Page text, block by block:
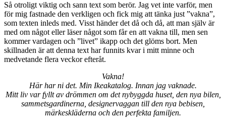
Så otroligt viktig och sann text som berör. Jag vet inte varför, men
för mig fastnade den verkligen och fick mig att tänka just ”vakna”,
som texten inleds med. Visst händer det då och då, att man själv är
med om något eller läser något som får en att vakna till, men sen
kommer vardagen och ”livet” ikapp och det glöms bort. Men
skillnaden är att denna text har funnits kvar i mitt minne och
medvetande flera veckor efteråt.
Vakna!
Här har ni det. Min Ikeakatalog. Innan jag vaknade.
Mitt liv var fyllt av drömmen om det nybyggda huset, den nya bilen,
sammetsgardinerna, designervaggan till den nya bebisen,
märkeskläderna och den perfekta familjen.